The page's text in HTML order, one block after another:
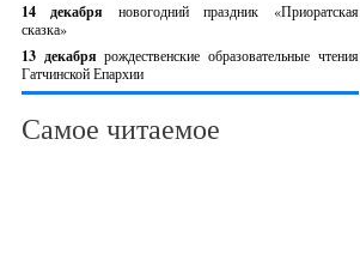
14 декабря новогодний праздник «Приоратская
сказка»
13 декабрярождественские образовательные чтения
Гатчинской Епархии
Самое читаемое